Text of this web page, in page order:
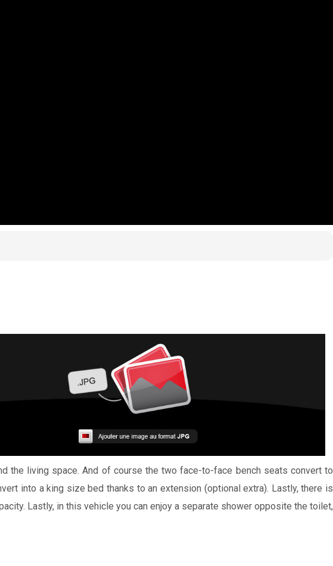
the living space. And of course the two face-to-face bench seats convert to
into a king size bed thanks to an extension (optional extra). Lastly, there is
Lastly, in this vehicle you can enjoy a separate shower opposite the toilet,